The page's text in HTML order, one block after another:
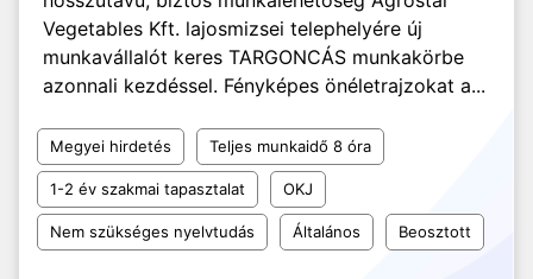
Vegetables Kft. lajosmizsei telephelyére új
munkavállalót keres TARGONCÁS munkakörbe
azonnali kezdéssel. Fényképes önéletrajzokat a...
Megyei hirdetés Teljes munkaidő 8 óra
1-2 év szakmai tapasztalat OKJ
Nem szükséges nyelvtudás Általános Beosztott